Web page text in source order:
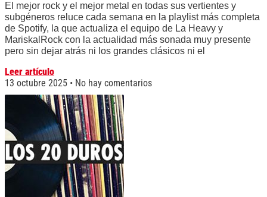
El mejor rock y el mejor metal en todas sus vertientes y
subgéneros reluce cada semana en la playlist más completa
de Spotify, la que actualiza el equipo de La Heavy y
MariskalRock con la actualidad más sonada muy presente
pero sin dejar atrás ni los grandes clásicos ni el
Leer artículo
13 octubre 2025
No hay comentarios